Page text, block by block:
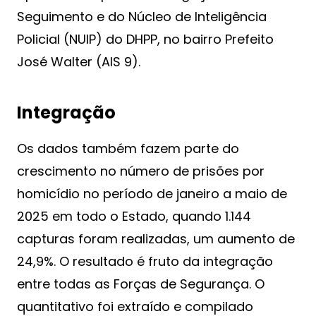
Seguimento e do Núcleo de Inteligência
Policial (NUIP) do DHPP, no bairro Prefeito
José Walter (AIS 9).
Integração
Os dados também fazem parte do
crescimento no número de prisões por
homicídio no período de janeiro a maio de
2025 em todo o Estado, quando 1.144
capturas foram realizadas, um aumento de
24,9%. O resultado é fruto da integração
entre todas as Forças de Segurança. O
quantitativo foi extraído e compilado